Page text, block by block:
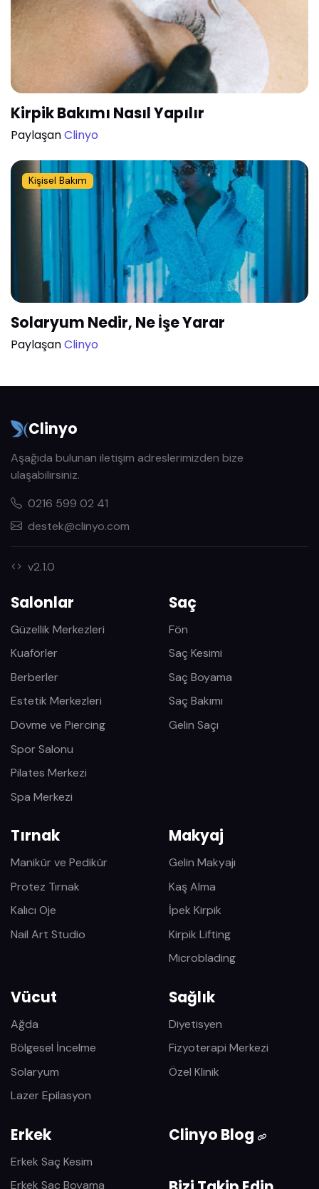
Kirpik Bakımı Nasıl Yapılır
PaylaşanClinyo
Kişisel Bakım
Solaryum Nedir, Ne İşe Yarar
PaylaşanClinyo
Clinyo
Aşağıda bulunan iletişim adreslerimizden bize
ulaşabilirsiniz.
0216 599 02 41
destek@clinyo.com
v2.1.0
Salonlar
Güzellik Merkezleri
Kuaförler
Berberler
Estetik Merkezleri
Dövme ve Piercing
Spor Salonu
Pilates Merkezi
Spa Merkezi
Saç
Fön
Saç Kesimi
Saç Boyama
Saç Bakımı
Gelin Saçı
Tırnak
Manikür ve Pedikür
Protez Tırnak
Kalıcı Oje
Nail Art Studio
Makyaj
Gelin Makyajı
Kaş Alma
İpek Kirpik
Kirpik Lifting
Microblading
Vücut
Ağda
Bölgesel İncelme
Solaryum
Lazer Epilasyon
Sağlık
Diyetisyen
Fizyoterapi Merkezi
Özel Klinik
Erkek
Erkek Saç Kesim
Erkek Saç Boyama
Clinyo Blog